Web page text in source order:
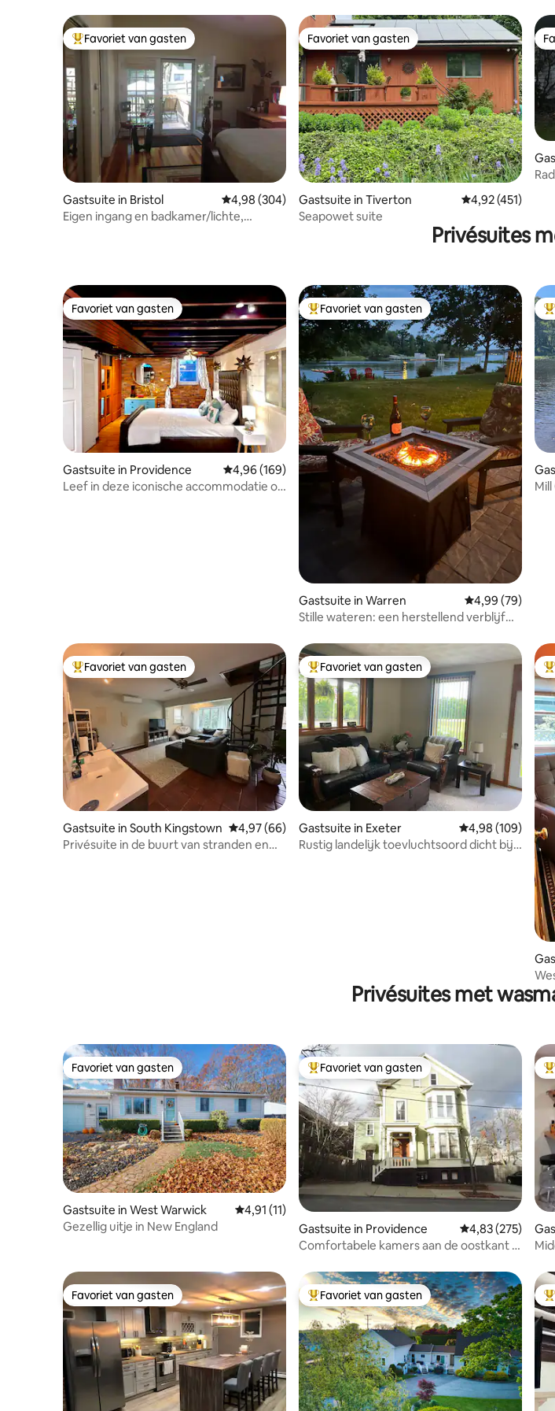
Topfavoriet van gasten
Favoriet van gasten
Gastsuite in Bristol Gemiddelde beoordeling van 4,98 uit 5, 304 recensies
4,98 (304)
Eigen ingang en badkamer/lichte,
Favoriet van gasten
Favoriet van gasten
Gastsuite in Tiverton Gemiddelde
4,92 (451)
Seapowet suite
n
Privésuites
Favoriet van gasten
Favoriet van gasten
Gastsuite in Providence Gemiddelde beoordeling van 4,96 uit 5, 169 recensies
4,96 (169)
Leef in deze iconische accommodatie op
Topfavoriet van gasten
Favoriet van gasten
Gastsuite in Warren Gemiddelde
4,99 (79)
Stille wateren: een herstellend verblijf
Topfavoriet van gasten
Favoriet van gasten
Gastsuite in South Kingstown Gemiddelde beoordeling van 4,97 uit 5, 66 recensies
4,97 (66)
Privésuite in de buurt van stranden en
Topfavoriet van gasten
Favoriet van gasten
Gastsuite in Exeter Gemiddelde
4,98 (109)
Rustig landelijk toevluchtsoord dicht bij
Privésuites met
Favoriet van gasten
Favoriet van gasten
Gastsuite in West Warwick Gemiddelde beoordeling van 4,91 uit 5, 11 recensies
4,91 (11)
Gezellig uitje in New England
Topfavoriet van gasten
Favoriet van gasten
Gastsuite in Providence Gemiddelde
4,83 (275)
Comfortabele kamers aan de oostkant in
Favoriet van gasten
Favoriet van gasten Topfavoriet van gasten
Favoriet van gasten